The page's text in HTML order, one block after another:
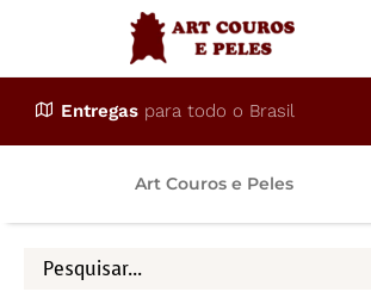
conteúdoEntregas para todo o Brasil
Art Couros e Peles